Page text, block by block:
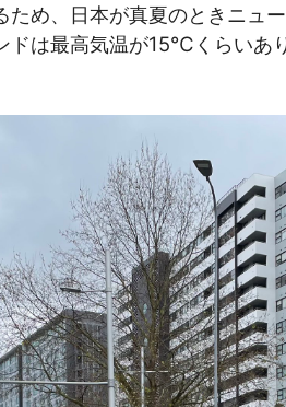
め、日本が真夏のときニュー
ドは最高気温が15℃くらいあ